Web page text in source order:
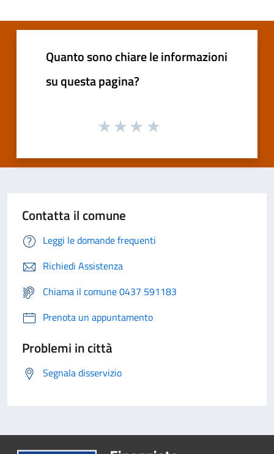
Quanto sono chiare le informazioni
su questa pagina?
Contatta il comune
Leggi le domande frequenti
Richiedi Assistenza
Chiama il comune 0437 591183
Prenota un appuntamento
Problemi in città
Segnala disservizio